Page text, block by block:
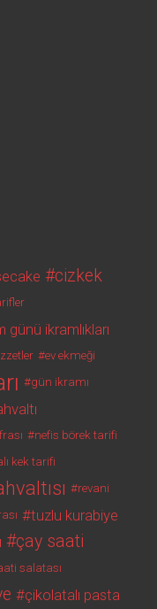
cizkek
günü ikramlıkları
ev ekmeği
gün ikramı
nefis börek tarifi
kek tarifi
revani
tuzlu kurabiye
çay saati
salatası
çikolatalı pasta